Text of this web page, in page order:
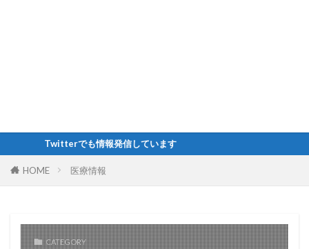
Twitterでも情報発信しています
HOME 医療情報
CATEGORY